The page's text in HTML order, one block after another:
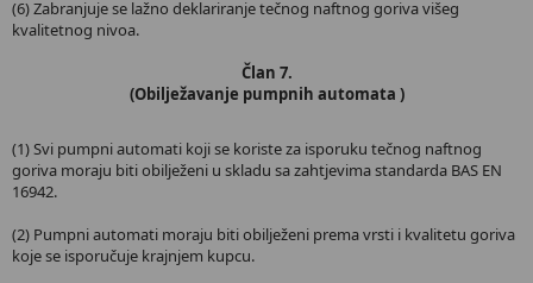
(6) Zabranjuje se lažno deklariranje tečnog naftnog goriva višeg
kvalitetnog nivoa.
Član 7.
(Obilježavanje pumpnih automata )
(1) Svi pumpni automati koji se koriste za isporuku tečnog naftnog
goriva moraju biti obilježeni u skladu sa zahtjevima standarda BAS EN
16942.
(2) Pumpni automati moraju biti obilježeni prema vrsti i kvalitetu goriva
koje se isporučuje krajnjem kupcu.